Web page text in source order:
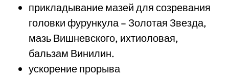
прикладывание мазей для созревания
головки фурункула – Золотая Звезда,
мазь Вишневского, ихтиоловая,
бальзам Винилин.
ускорение прорыва